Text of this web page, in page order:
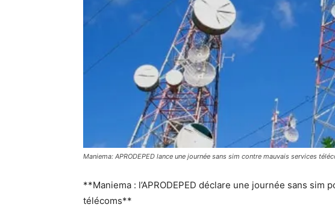
Maniema: APRODEPED lance une journée sans sim contre mauvais services
**Maniema : l’APRODEPED déclare une journée sans sim
télécoms**